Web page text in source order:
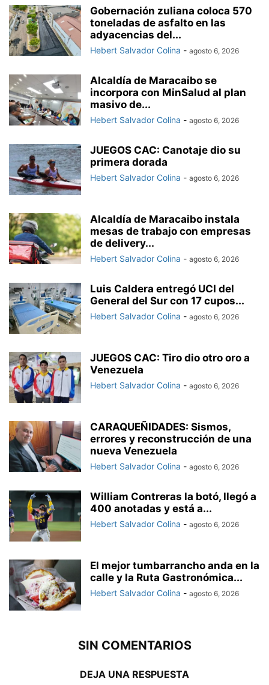
Gobernación zuliana coloca 570
toneladas de asfalto en las
adyacencias del...
Hebert Salvador Colina - agosto 6, 2026
Alcaldía de Maracaibo se
incorpora con MinSalud al plan
masivo de...
Hebert Salvador Colina - agosto 6, 2026
JUEGOS CAC: Canotaje dio su
primera dorada
Hebert Salvador Colina - agosto 6, 2026
Alcaldía de Maracaibo instala
mesas de trabajo con empresas
de delivery...
Hebert Salvador Colina - agosto 6, 2026
Luis Caldera entregó UCI del
General del Sur con 17 cupos...
Hebert Salvador Colina - agosto 6, 2026
JUEGOS CAC: Tiro dio otro oro a
Venezuela
Hebert Salvador Colina - agosto 6, 2026
CARAQUEÑIDADES: Sismos,
errores y reconstrucción de una
nueva Venezuela
Hebert Salvador Colina - agosto 6, 2026
William Contreras la botó, llegó a
400 anotadas y está a...
Hebert Salvador Colina - agosto 6, 2026
El mejor tumbarrancho anda en la
calle y la Ruta Gastronómica...
Hebert Salvador Colina - agosto 6, 2026
SIN COMENTARIOS
DEJA UNA RESPUESTA